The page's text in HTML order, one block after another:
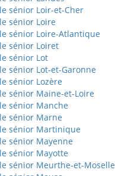
sénior Loir-et-Cher
sénior Loire
sénior Loire-Atlantique
sénior Loiret
sénior Lot
sénior Lot-et-Garonne
sénior Lozère
sénior Maine-et-Loire
sénior Manche
sénior Marne
sénior Martinique
sénior Mayenne
sénior Mayotte
sénior Meurthe-et-Moselle